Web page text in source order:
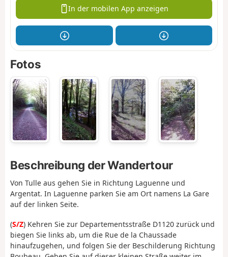
In der mobilen App anzeigen
Fotos
Beschreibung der Wandertour
Von Tulle aus gehen Sie in Richtung Laguenne und
Argentat. In Laguenne parken Sie am Ort namens La Gare
auf der linken Seite.
(S/Z) Kehren Sie zur Departementsstraße D1120 zurück und
biegen Sie links ab, um die Rue de la Chaussade
hinaufzugehen, und folgen Sie der Beschilderung Richtung